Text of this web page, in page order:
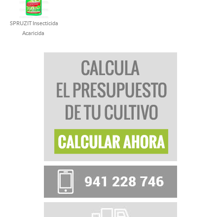
SPRUZIT Insecticida
Acaricida